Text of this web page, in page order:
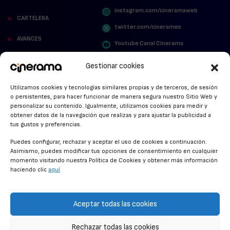
Gestionar cookies
Utilizamos cookies y tecnologías similares propias y de terceros, de sesión
o persistentes, para hacer funcionar de manera segura nuestro Sitio Web y
personalizar su contenido. Igualmente, utilizamos cookies para medir y
obtener datos de la navegación que realizas y para ajustar la publicidad a
tus gustos y preferencias.
Puedes configurar, rechazar y aceptar el uso de cookies a continuación.
Asimismo, puedes modificar tus opciones de consentimiento en cualquier
momento visitando nuestra Política de Cookies y obtener más información
haciendo clic aquí
Aceptar todas las cookies
Rechazar todas las cookies
CARTELERA
AVANCES
STREAMING NEWS
ANUNCIOS DE CINE
instagram.com/cineramaweb
twitter.com/cinerames
Youtube Canal Cinerama
POLÍTICA DE COOKIES